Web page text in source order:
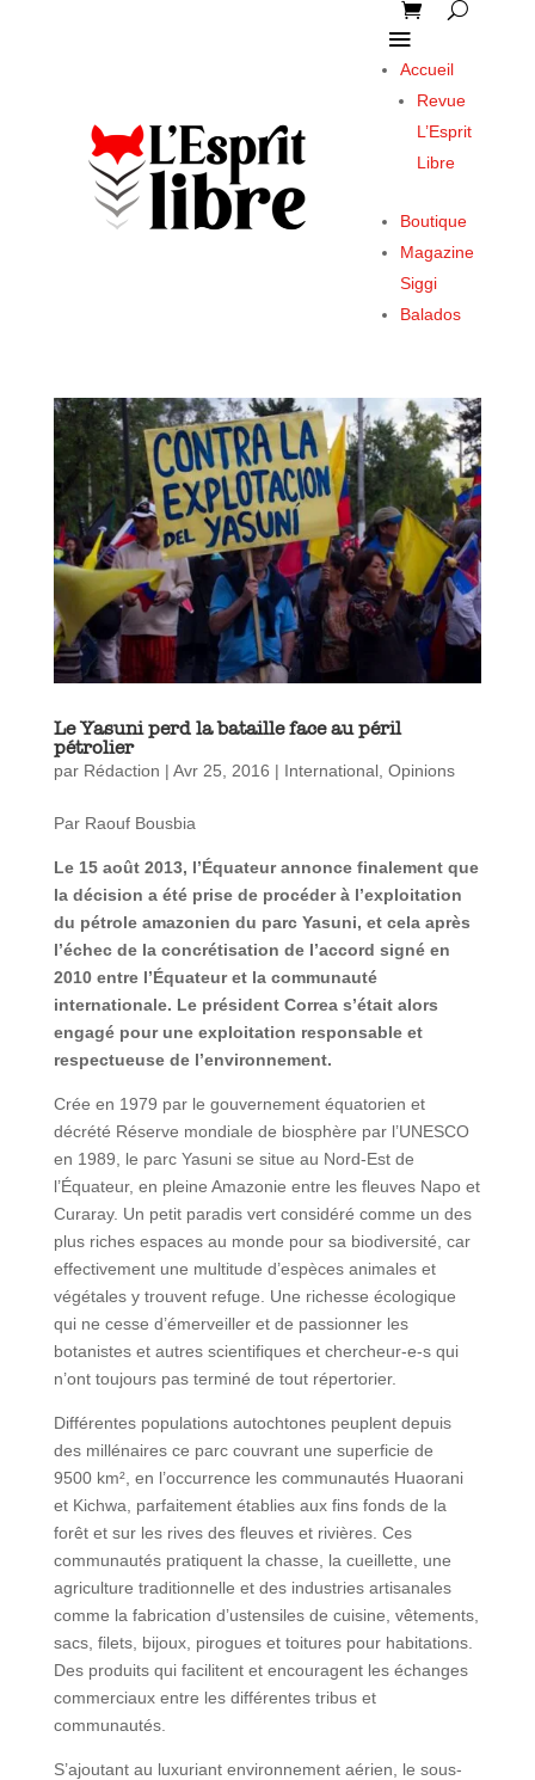
Accueil
Revue
L’Esprit
Libre
Boutique
Magazine
Siggi
Balados
Le Yasuni perd la bataille face au péril
pétrolier
par Rédaction | Avr 25, 2016 | International, Opinions
Par Raouf Bousbia
Le 15 août 2013, l’Équateur annonce finalement que
la décision a été prise de procéder à l’exploitation
du pétrole amazonien du parc Yasuni, et cela après
l’échec de la concrétisation de l’accord signé en
2010 entre l’Équateur et la communauté
internationale. Le président Correa s’était alors
engagé pour une exploitation responsable et
respectueuse de l’environnement.
Crée en 1979 par le gouvernement équatorien et
décrété Réserve mondiale de biosphère par l’UNESCO
en 1989, le parc Yasuni se situe au Nord-Est de
l’Équateur, en pleine Amazonie entre les fleuves Napo et
Curaray. Un petit paradis vert considéré comme un des
plus riches espaces au monde pour sa biodiversité, car
effectivement une multitude d’espèces animales et
végétales y trouvent refuge. Une richesse écologique
qui ne cesse d’émerveiller et de passionner les
botanistes et autres scientifiques et chercheur-e-s qui
n’ont toujours pas terminé de tout répertorier.
Différentes populations autochtones peuplent depuis
des millénaires ce parc couvrant une superficie de
9500 km², en l’occurrence les communautés Huaorani
et Kichwa, parfaitement établies aux fins fonds de la
forêt et sur les rives des fleuves et rivières. Ces
communautés pratiquent la chasse, la cueillette, une
agriculture traditionnelle et des industries artisanales
comme la fabrication d’ustensiles de cuisine, vêtements,
sacs, filets, bijoux, pirogues et toitures pour habitations.
Des produits qui facilitent et encouragent les échanges
commerciaux entre les différentes tribus et
communautés.
S’ajoutant au luxuriant environnement aérien, le sous-